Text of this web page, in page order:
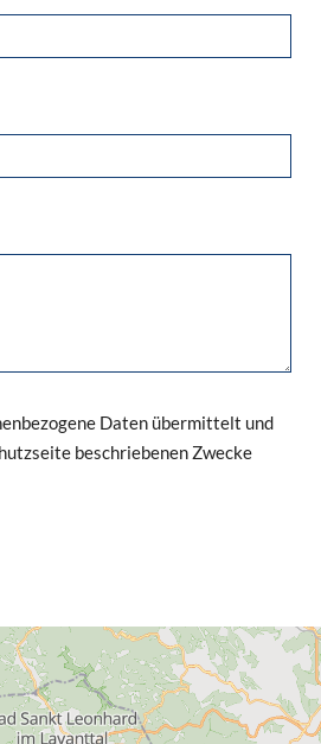
Daten übermittelt und
beschriebenen Zwecke